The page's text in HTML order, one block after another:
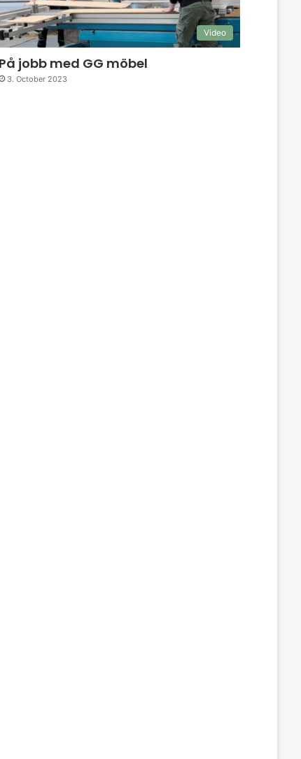
Video
På jobb med GG möbel
3. October 2023